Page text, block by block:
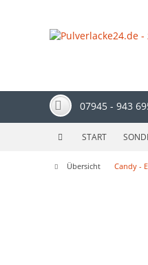
07945 - 943
START
Übersicht Candy -